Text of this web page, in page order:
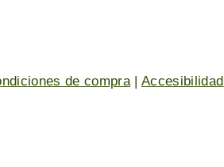
de compra|Accesibilidad